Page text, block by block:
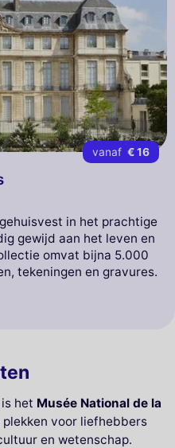
vanaf € 16
in het prachtige
gewijd aan het leven en
omvat bijna 5.000
tekeningen en gravures.
het Musée National de la
voor liefhebbers
en wetenschap.